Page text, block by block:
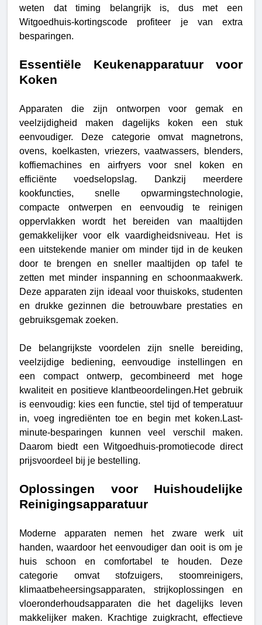
weten dat timing belangrijk is, dus met een
Witgoedhuis-kortingscode profiteer je van extra
besparingen.
Essentiële Keukenapparatuur voor
Koken
Apparaten die zijn ontworpen voor gemak en
veelzijdigheid maken dagelijks koken een stuk
eenvoudiger. Deze categorie omvat magnetrons,
ovens, koelkasten, vriezers, vaatwassers, blenders,
koffiemachines en airfryers voor snel koken en
efficiënte voedselopslag. Dankzij meerdere
kookfuncties, snelle opwarmingstechnologie,
compacte ontwerpen en eenvoudig te reinigen
oppervlakken wordt het bereiden van maaltijden
gemakkelijker voor elk vaardigheidsniveau.
Het is
een uitstekende manier om minder tijd in de keuken
door te brengen en sneller maaltijden op tafel te
zetten met minder inspanning en schoonmaakwerk.
Deze apparaten zijn ideaal voor thuiskoks, studenten
en drukke gezinnen die betrouwbare prestaties en
gebruiksgemak zoeken.
De belangrijkste voordelen zijn snelle bereiding,
veelzijdige bediening, eenvoudige instellingen en
een compact ontwerp, gecombineerd met hoge
kwaliteit en positieve klantbeoordelingen.Het gebruik
is eenvoudig: kies een functie, stel tijd of temperatuur
in, voeg ingrediënten toe en begin met koken.Last-
minute-besparingen kunnen veel verschil maken.
Daarom biedt een Witgoedhuis-promotiecode direct
prijsvoordeel bij je bestelling.
Oplossingen voor Huishoudelijke
Reinigingsapparatuur
Moderne apparaten nemen het zware werk uit
handen, waardoor het eenvoudiger dan ooit is om je
huis schoon en comfortabel te houden. Deze
categorie omvat stofzuigers, stoomreinigers,
klimaatbeheersingsapparaten, strijkoplossingen en
vloeronderhoudsapparaten die het dagelijks leven
makkelijker maken. Krachtige zuigkracht, effectieve